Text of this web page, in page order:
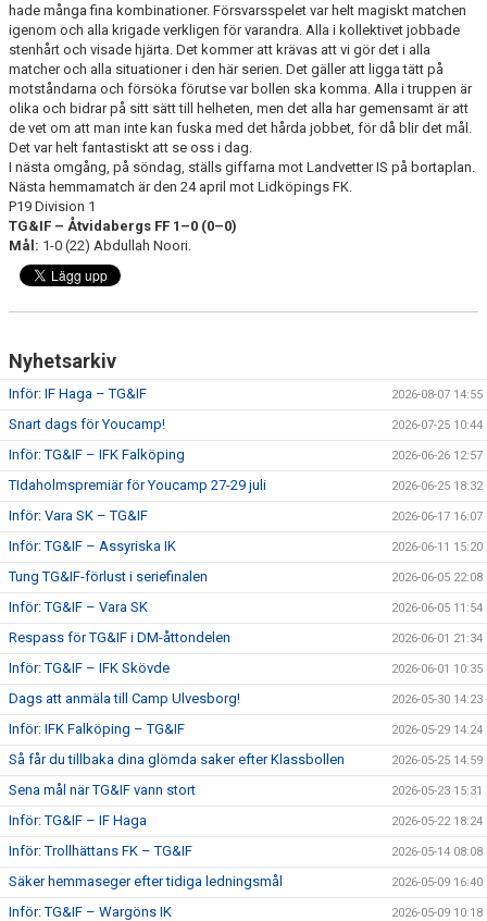
hade många fina kombinationer. Försvarsspelet var helt magiskt matchen
igenom och alla krigade verkligen för varandra. Alla i kollektivet jobbade
stenhårt och visade hjärta. Det kommer att krävas att vi gör det i alla
matcher och alla situationer i den här serien. Det gäller att ligga tätt på
motståndarna och försöka förutse var bollen ska komma. Alla i truppen är
olika och bidrar på sitt sätt till helheten, men det alla har gemensamt är att
de vet om att man inte kan fuska med det hårda jobbet, för då blir det mål.
Det var helt fantastiskt att se oss i dag.
I nästa omgång, på söndag, ställs giffarna mot Landvetter IS på bortaplan.
Nästa hemmamatch är den 24 april mot Lidköpings FK.
P19 Division 1
TG&IF – Åtvidabergs FF 1–0 (0–0)
Mål: 1-0 (22) Abdullah Noori.
Nyhetsarkiv
Inför: IF Haga – TG&IF 2026-08-07 14:55
Snart dags för Youcamp! 2026-07-25 10:44
Inför: TG&IF – IFK Falköping 2026-06-26 12:57
TIdaholmspremiär för Youcamp 27-29 juli 2026-06-25 18:32
Inför: Vara SK – TG&IF 2026-06-17 16:07
Inför: TG&IF – Assyriska IK 2026-06-11 15:20
Tung TG&IF-förlust i seriefinalen 2026-06-05 22:08
Inför: TG&IF – Vara SK 2026-06-05 11:54
Respass för TG&IF i DM-åttondelen 2026-06-01 21:34
Inför: TG&IF – IFK Skövde 2026-06-01 10:35
Dags att anmäla till Camp Ulvesborg! 2026-05-30 14:23
Inför: IFK Falköping – TG&IF 2026-05-29 14:24
Så får du tillbaka dina glömda saker efter Klassbollen 2026-05-25 14:59
Sena mål när TG&IF vann stort 2026-05-23 15:31
Inför: TG&IF – IF Haga 2026-05-22 18:24
Inför: Trollhättans FK – TG&IF 2026-05-14 08:08
Säker hemmaseger efter tidiga ledningsmål 2026-05-09 16:40
Inför: TG&IF – Wargöns IK 2026-05-09 10:18